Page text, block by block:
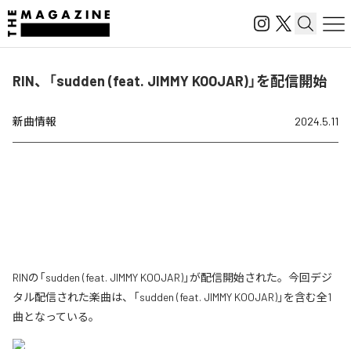
RIN、「sudden (feat. JIMMY KOOJAR)」を配信開始
新曲情報 2024.5.11
RINの「sudden (feat. JIMMY KOOJAR)」が配信開始された。今回デジ
タル配信された楽曲は、「sudden (feat. JIMMY KOOJAR)」を含む全1
曲となっている。